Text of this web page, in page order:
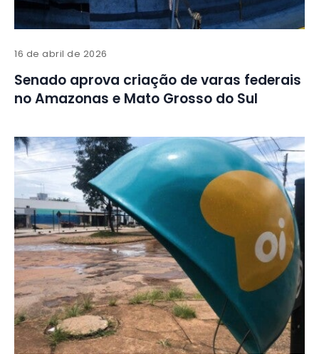
16 de abril de 2026
Senado aprova criação de varas federais
no Amazonas e Mato Grosso do Sul